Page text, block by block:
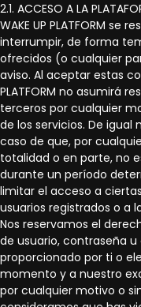
2.1. ACCESO A LA
WAKE UP PLATFORM
interrumpir, de forma
ofrecidos (o cualquier
aviso. Al aceptar estas
PLATFORM no asumirá
terceros por cualquier
de los servicios. De igual
caso de que, por
totalidad o en parte, no
durante un período
limitar el acceso a
usuarios registrados o a
Nos reservamos el
de usuario, contraseña
proporcionado por ti o
momento y a nuestro
por cualquier motivo o